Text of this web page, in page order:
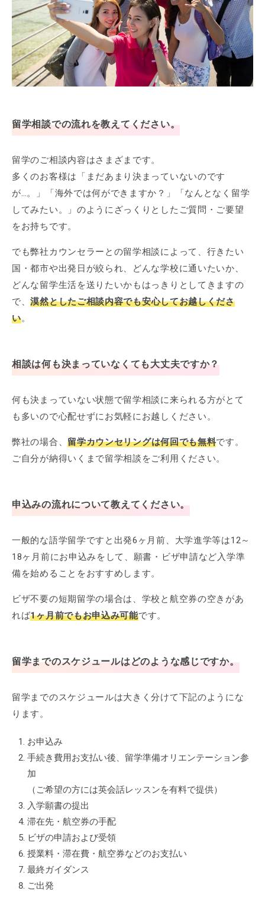
留学相談での流れを教えてください。
留学のご相談内容はさまざまです。
多くのお客様は「まだあまり決まっていないのです
が…。」「海外では何ができますか？」「なんとなく留学
してみたい。」のようにざっくりとしたご質問・ご要望
をお持ちです。
でも弊社カウンセラーとの留学相談によって、行きたい
国・都市や出発日が絞られ、どんな学校に通いたいか、
どんな留学生活を送りたいかもはっきりとしてきますの
で、漠然としたご相談内容でも安心してお越しくださ
い。
相談は何も決まっていなくても大丈夫ですか？
何も決まっていない状態で留学相談に来られる方がとて
も多いので心配せずにお気軽にお越しください。
弊社の場合、留学カウンセリングは何回でも無料です。
ご自分が納得いくまで留学相談をご利用ください。
申込みの流れについて教えてください。
一般的な語学留学ですと出発6ヶ月前、大学進学等は12～
18ヶ月前にお申込みをして、願書・ビザ申請など入学準
備を始めることをおすすめします。
ビザ不要の短期留学の場合は、学校と航空券の空きがあ
れば1ヶ月前でもお申込み可能です。
留学までのスケジュールはどのような感じですか。
留学までのスケジュールは大きく分けて下記のようにな
ります。
お申込み
手続き費用お支払い後、留学準備オリエンテーション参
加
（ご希望の方には英会話レッスンを有料で提供）
入学願書の提出
滞在先・航空券の手配
ビザの申請および受領
授業料・滞在費・航空券などのお支払い
最終ガイダンス
ご出発